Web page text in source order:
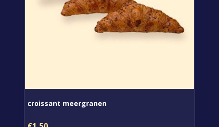
croissant meergranen